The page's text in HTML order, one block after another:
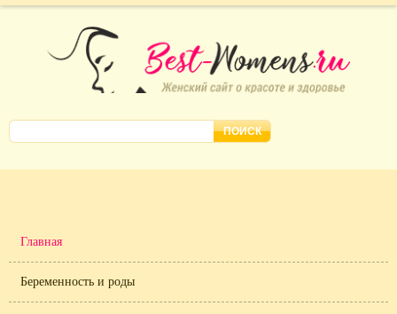
Главная
Беременность и роды